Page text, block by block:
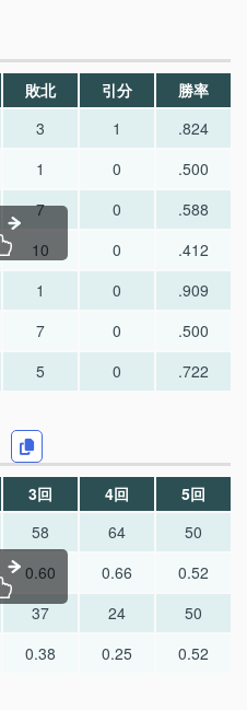
敗北 引分
勝率
3 1
.824
1 0
.500
7 0
.588
10 0
.412
1 0
.909
7 0
.500
5 0 .722
3回 4回
5回
58 64
50
0.60 0.66
0.52
37 24
50
0.38 0.25 0.52